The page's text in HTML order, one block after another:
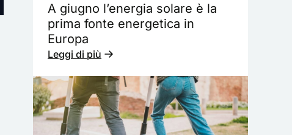
A giugno l’energia solare è la
prima fonte energetica in
Europa
Leggi di più